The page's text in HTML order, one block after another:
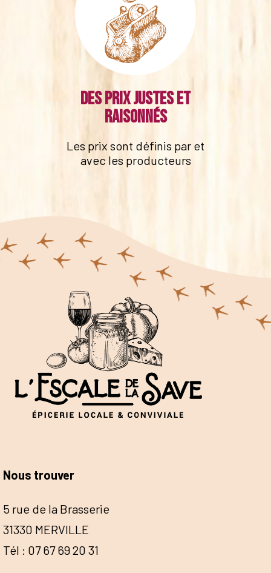
Des prix justes et
raisonnés
Les prix sont définis par et
avec les producteurs
Nous trouver
5 rue de la Brasserie
31330 MERVILLE
Tél : 07 67 69 20 31